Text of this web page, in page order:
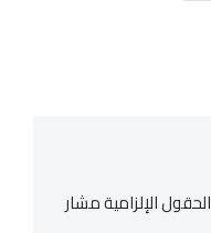
الحقول الإلزامية مشار